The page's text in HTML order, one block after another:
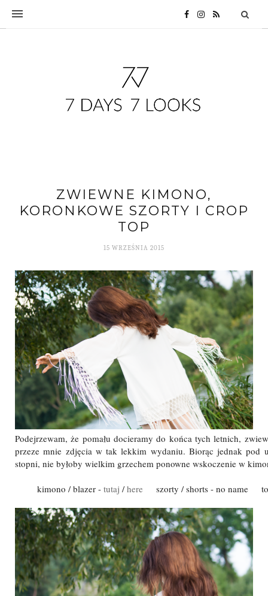
ZWIEWNE KIMONO,
KORONKOWE SZORTY I CROP
TOP
15 WRZEŚNIA 2015
Podejrzewam, że pomału docieramy do końca tych letnich,
przeze mnie zdjęcia w tak lekkim wydaniu. Biorąc jednak pod
stopni, nie byłoby wielkim grzechem ponowne wskoczenie w
kimono / blazer - tutaj /here szorty / shorts - no name